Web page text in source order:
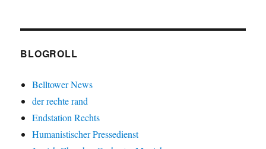
BLOGROLL
Belltower News
der rechte rand
Endstation Rechts
Humanistischer Pressedienst